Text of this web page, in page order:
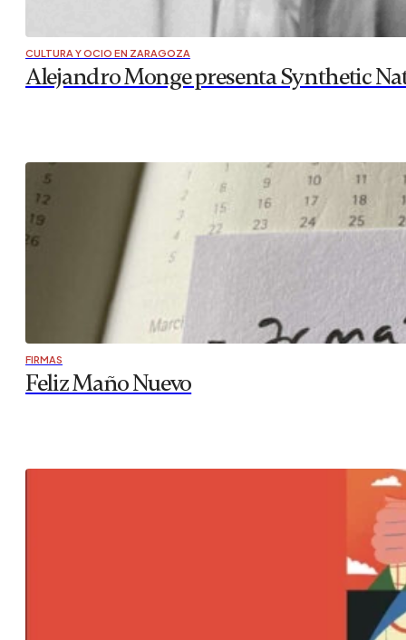
CULTURA Y OCIO EN ZARAGOZA
Alejandro Monge presenta Synthetic
FIRMAS
Feliz Maño Nuevo